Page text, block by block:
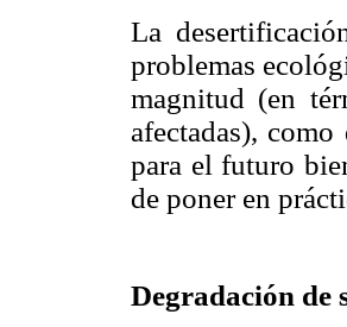
La
problemas
magnitud (en
afectadas),
para el futuro
de poner en
Degradación de